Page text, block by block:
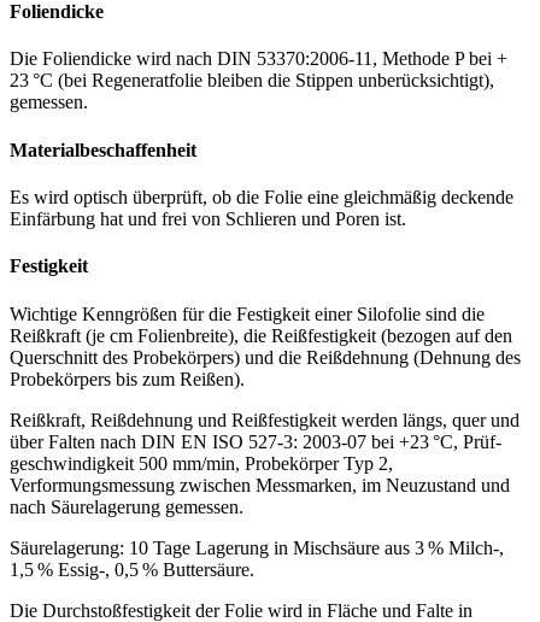
Foliendicke
Die Foliendicke wird nach DIN 53370:2006-11, Methode P bei +
23 °C (bei Regeneratfolie bleiben die Stippen unberücksichtigt),
gemessen.
Materialbeschaffenheit
Es wird optisch überprüft, ob die Folie eine gleichmäßig deckende
Einfärbung hat und frei von Schlieren und Poren ist.
Festigkeit
Wichtige Kenngrößen für die Festigkeit einer Silofolie sind die
Reißkraft (je cm Folienbreite), die Reißfestigkeit (bezogen auf den
Querschnitt des Probekörpers) und die Reißdehnung (Dehnung des
Probekörpers bis zum Reißen).
Reißkraft, Reißdehnung und Reißfestigkeit werden längs, quer und
über Falten nach DIN EN ISO 527-3: 2003-07 bei +23 °C, Prüf­
geschwindigkeit 500 mm/min, Probe­körper Typ 2,
Verformungsmessung zwischen Messmarken, im Neu­zustand und
nach Säure­lagerung gemessen.
Säurelagerung: 10 Tage Lagerung in Mischsäure aus 3 % Milch-,
1,5 % Essig-, 0,5 % Buttersäure.
Die Durchstoßfestigkeit der Folie wird in Fläche und Falte in